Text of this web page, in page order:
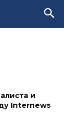
и
Internews